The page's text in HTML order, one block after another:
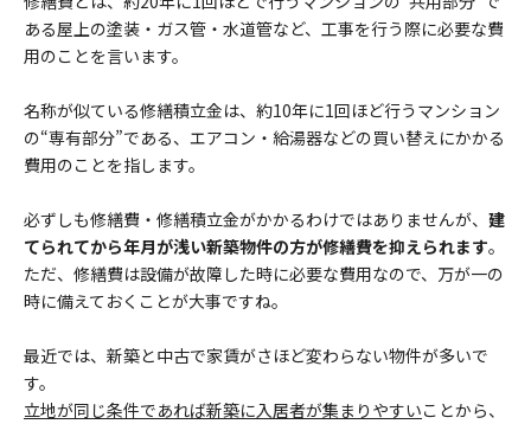
ある屋上の塗装・ガス管・水道管など、工事を行う際に必要な費
用のことを言います。
名称が似ている修繕積立金は、約10年に1回ほど行うマンション
の“専有部分”である、エアコン・給湯器などの買い替えにかかる
費用のことを指します。
必ずしも修繕費・修繕積立金がかかるわけではありませんが、 建
てられてから年月が浅い新築物件の方が修繕費を抑えられます。
ただ、修繕費は設備が故障した時に必要な費用なので、万が一の
時に備えておくことが大事ですね。
最近では、新築と中古で家賃がさほど変わらない物件が多いで
す。
立地が同じ条件であれば新築に入居者が集まりやすいことから、